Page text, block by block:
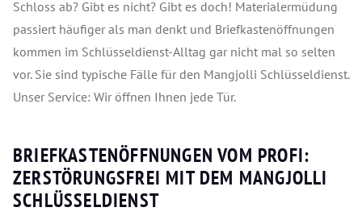
Schloss ab? Gibt es nicht? Gibt es doch! Materialermüdung
passiert häufiger als man denkt und Briefkastenöffnungen
kommen im Schlüsseldienst-Alltag gar nicht mal so selten
vor. Sie sind typische Fälle für den Mangjolli Schlüsseldienst.
Unser Service: Wir öffnen Ihnen jede Tür.
BRIEFKASTENÖFFNUNGEN VOM PROFI:
ZERSTÖRUNGSFREI MIT DEM MANGJOLLI
SCHLÜSSELDIENST